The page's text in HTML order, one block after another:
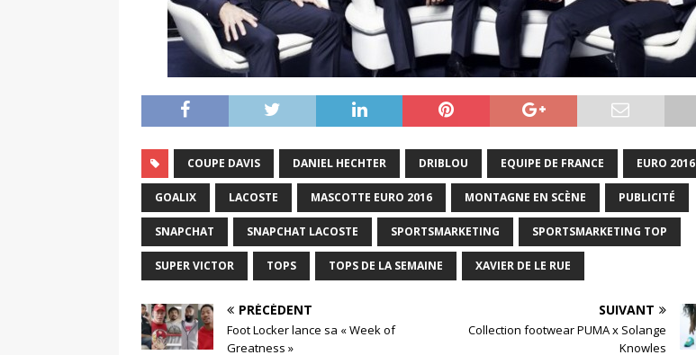
COUPE DAVIS DANIEL HECHTER DRIBLOU EQUIPE DE FRANCE EURO 2016
GOALIX LACOSTE MASCOTTE EURO 2016 MONTAGNE EN SCÈNE PUBLICITÉ
SNAPCHAT SNAPCHAT LACOSTE SPORTSMARKETING SPORTSMARKETING TOP
SUPER VICTOR TOPS TOPS DE LA SEMAINE XAVIER DE LE RUE
PRÉCÉDENT
Foot Locker lance sa « Week of
Greatness »
SUIVANT
Collection footwear PUMA x Solange
Knowles